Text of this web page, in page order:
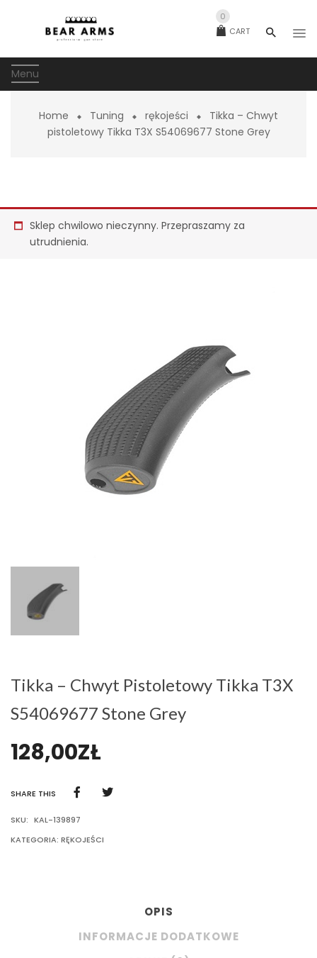
CART
0
Menu
Home Tuning rękojeści
Tikka – Chwyt
pistoletowy Tikka T3X S54069677 Stone Grey
Sklep chwilowo nieczynny. Przepraszamy za
utrudnienia.
Tikka – Chwyt Pistoletowy Tikka T3X
S54069677 Stone Grey
128,00ZŁ
SHARE THIS
SKU: KAL-139897
KATEGORIA: RĘKOJEŚCI
OPIS
INFORMACJE DODATKOWE